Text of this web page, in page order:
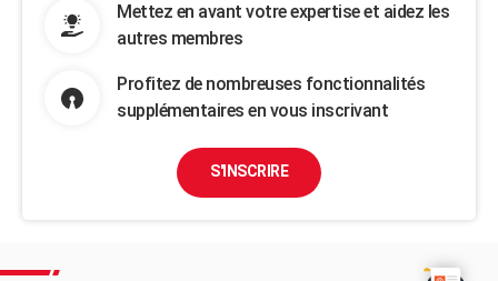
Mettez en avant votre expertise et aidez les
autres membres
Profitez de nombreuses fonctionnalités
supplémentaires en vous inscrivant
S'INSCRIRE